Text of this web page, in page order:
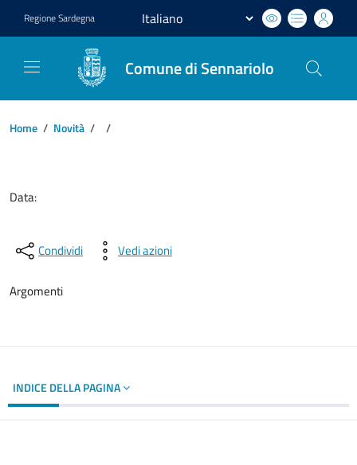
RegioneSardegna
Comune di Sennariolo
Home / Novità / /
Data:
Condividi Vedi azioni
Argomenti
INDICE DELLA PAGINA